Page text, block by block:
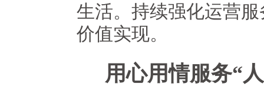
生活。持续强化运营
价值实现。
用心用情服务“